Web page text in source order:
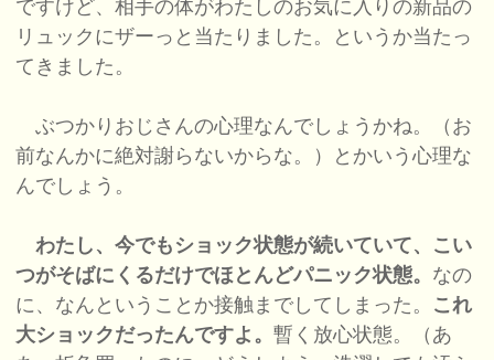
ですけど、相手の体がわたしのお気に入りの新品の
リュックにザーっと当たりました。というか当たっ
てきました。
ぶつかりおじさんの心理なんでしょうかね。（お
前なんかに絶対謝らないからな。）とかいう心理な
んでしょう。
わたし、今でもショック状態が続いていて、こい
つがそばにくるだけでほとんどパニック状態。 なの
に、なんということか接触までしてしまった。 これ
大ショックだったんですよ。暫く放心状態。（あ